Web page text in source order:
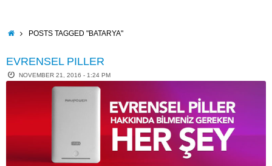
contentHOMEPOSTS TAGGED "BATARYA"
EVRENSEL PILLER
NOVEMBER 21, 2016 - 1:24 PM